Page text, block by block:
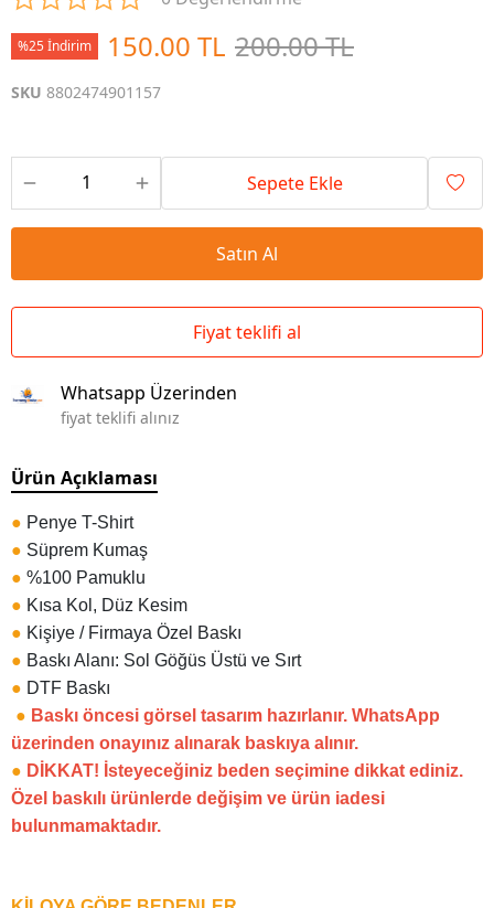
%25 İndirim 150.00 TL 200.00 TL
SKU 8802474901157
Sepete Ekle
Satın Al
Fiyat teklifi al
Whatsapp Üzerinden
fiyat teklifi alınız
Ürün Açıklaması
● Penye T-Shirt
● Süprem Kumaş
● %100 Pamuklu
● Kısa Kol, Düz Kesim
● Kişiye / Firmaya Özel Baskı
● Baskı Alanı: Sol Göğüs Üstü ve Sırt
● DTF Baskı
● Baskı öncesi görsel tasarım hazırlanır. WhatsApp
üzerinden onayınız alınarak baskıya alınır.
● DİKKAT! İsteyeceğiniz beden seçimine dikkat ediniz.
Özel baskılı ürünlerde değişim ve ürün iadesi
bulunmamaktadır.